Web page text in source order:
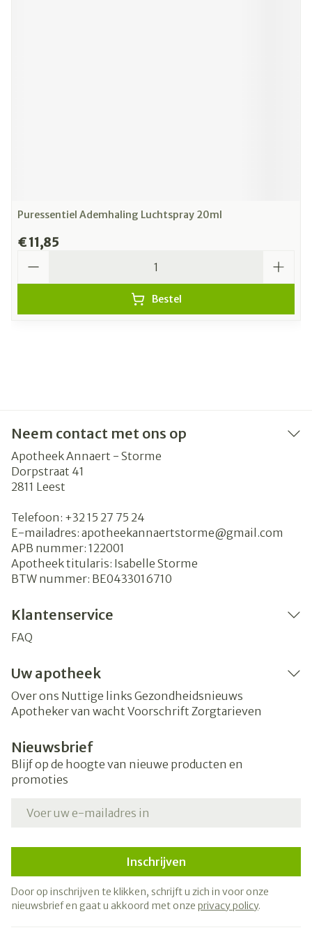
Puressentiel Ademhaling Luchtspray 20ml
€ 11,85
Bestel
Neem contact met ons op
Apotheek Annaert - Storme
Dorpstraat 41
2811 Leest
Telefoon: +32 15 27 75 24
E-mailadres: apotheekannaertstorme@gmail.com
APB nummer: 122001
Apotheek titularis: Isabelle Storme
BTW nummer: BE0433016710
Klantenservice
FAQ
Uw apotheek
Over ons Nuttige links Gezondheidsnieuws
Apotheker van wacht Voorschrift Zorgtarieven
Nieuwsbrief
Blijf op de hoogte van nieuwe producten en
promoties
Inschrijven
Door op inschrijven te klikken, schrijft u zich in voor onze
nieuwsbrief en gaat u akkoord met onze privacy policy.